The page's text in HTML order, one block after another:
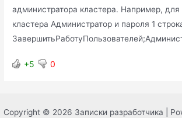
администратора кластера. Например, для
кластера Администратор и пароля 1
+5 0
Copyright © 2026 Записки разработчика |